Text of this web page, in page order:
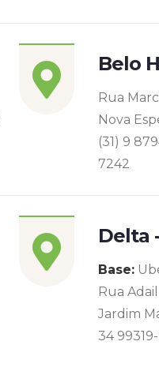
Belo
Rua
Nova
(31) 9
7242
Delta
Base:
Rua
Jardim
34